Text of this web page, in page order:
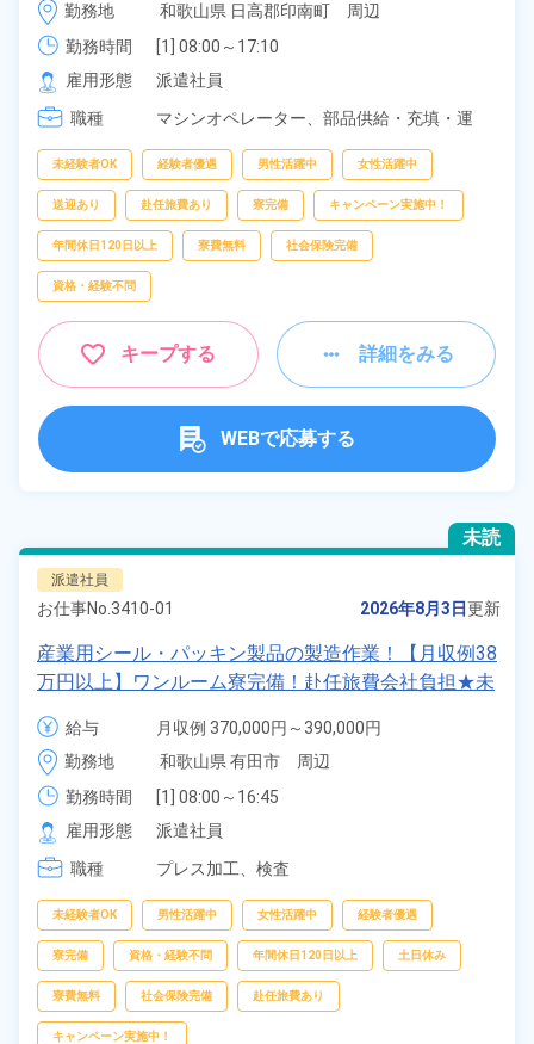
自宅周辺の
出典：「位置参照情報」(国土交通省）の加工情報・「HeartRails
に確保★《和歌山県日高郡印南町》
勤務地
和歌山県 日高郡印南町　周辺
勤務時間
[1] 08:00～17:10
[2] 20:00～05:10
[3] 08:00～17:40
[4] 20:00～05:40
雇用形態
派遣社員
職種
マシンオペレーター、 部品供給・充填・運
未経験者OK 経験者優遇 男性活躍中 女性活躍中
送迎あり 赴任旅費あり 寮完備 キャンペーン実施中！
年間休日120日以上 寮費無料 社会保険完備
資格・経験不問
キープする 詳細をみる
WEBで応募する
未読
派遣社員
お仕事No. 3410-01 2026年8月3日更新
産業用シール・パッキン製品の製造作業！【月収例38
万円以上】ワンルーム寮完備！赴任旅費会社負担★未
経験歓迎★20代～40代の幅広い年齢の男女活躍中！
日払い制度あり！《和歌山県有田市》
給与
月収例 370,000円～390,000円
時給 1,900円～1,900円
勤務地
和歌山県 有田市　周辺
勤務時間
[1] 08:00～16:45
[2] 22:00～06:45
雇用形態
派遣社員
職種
プレス加工、 検査
未経験者OK 男性活躍中 女性活躍中 経験者優遇
寮完備 資格・経験不問 年間休日120日以上 土日休み
寮費無料 社会保険完備 赴任旅費あり
キャンペーン実施中！